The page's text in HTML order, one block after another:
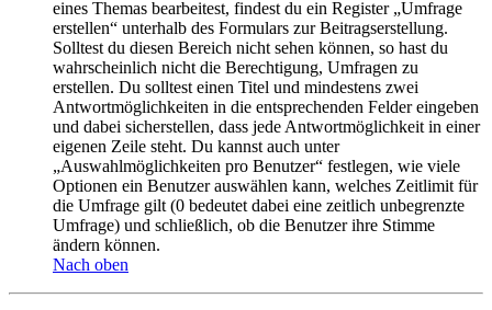
eines Themas bearbeitest, findest du ein Register „Umfrage
erstellen“ unterhalb des Formulars zur Beitragserstellung.
Solltest du diesen Bereich nicht sehen können, so hast du
wahrscheinlich nicht die Berechtigung, Umfragen zu
erstellen. Du solltest einen Titel und mindestens zwei
Antwortmöglichkeiten in die entsprechenden Felder eingeben
und dabei sicherstellen, dass jede Antwortmöglichkeit in einer
eigenen Zeile steht. Du kannst auch unter
„Auswahlmöglichkeiten pro Benutzer“ festlegen, wie viele
Optionen ein Benutzer auswählen kann, welches Zeitlimit für
die Umfrage gilt (0 bedeutet dabei eine zeitlich unbegrenzte
Umfrage) und schließlich, ob die Benutzer ihre Stimme
ändern können.
Nach oben